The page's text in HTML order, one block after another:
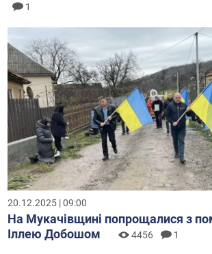
1
20.12.2025 | 09:00
На Мукачівщині попрощалися з
Іллею Добошом
4456 1